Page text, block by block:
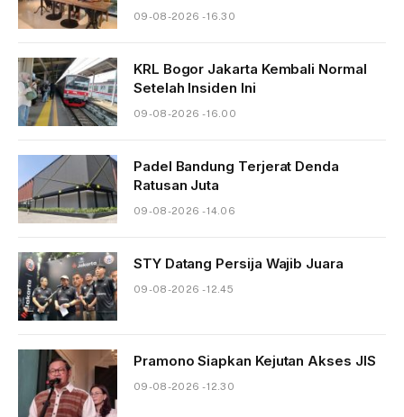
09-08-2026 - 16.30
KRL Bogor Jakarta Kembali Normal
Setelah Insiden Ini
09-08-2026 - 16.00
Padel Bandung Terjerat Denda
Ratusan Juta
09-08-2026 - 14.06
STY Datang Persija Wajib Juara
09-08-2026 - 12.45
Pramono Siapkan Kejutan Akses JIS
09-08-2026 - 12.30